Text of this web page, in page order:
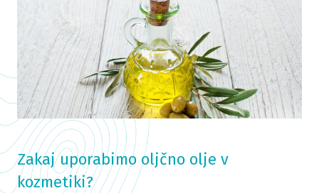
Zakaj uporabimo oljčno olje v
kozmetiki?